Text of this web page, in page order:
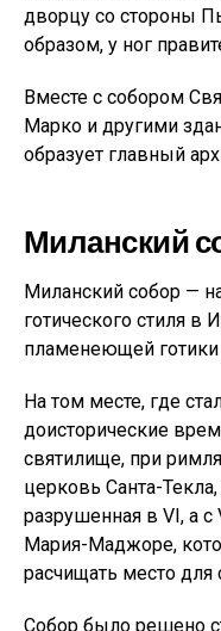
дворцу со стороны
образом, у ног
Вместе с собором
Марко и другими
образует главный
Миланский
Миланский собор —
готического стиля в
пламенеющей
На том месте, где
доисторические
святилище, при
церковь Санта-
разрушенная в VI, а
Мария-Маджоре,
расчищать место для
Собор было решено